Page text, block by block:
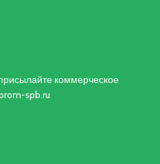
коммерческое
spb.ru